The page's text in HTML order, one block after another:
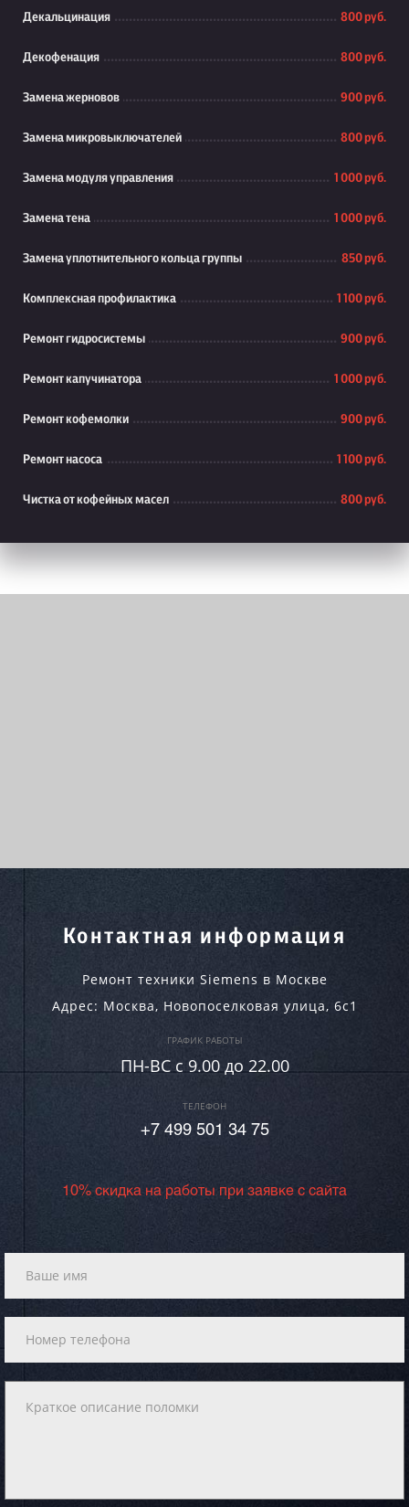
Декальцинация 800 руб.
Декофенация 800 руб.
Замена жерновов 900 руб.
Замена микровыключателей 800 руб.
Замена модуля управления 1 000 руб.
Замена тена 1 000 руб.
Замена уплотнительного кольца группы 850 руб.
Комплексная профилактика 1 100 руб.
Ремонт гидросистемы 900 руб.
Ремонт капучинатора 1 000 руб.
Ремонт кофемолки 900 руб.
Ремонт насоса 1 100 руб.
Чистка от кофейных масел 800 руб.
Контактная информация
Ремонт техники Siemens в Москве
Адрес: Москва, Новопоселковая улица, 6с1
ГРАФИК РАБОТЫ
ПН-ВC c 9.00 до 22.00
ТЕЛЕФОН
+7 499 501 34 75
10% скидка на работы при заявке с сайта